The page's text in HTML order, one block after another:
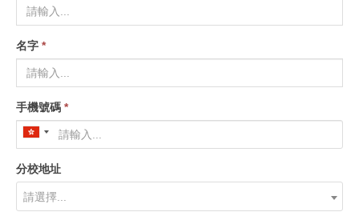
名字 *
手機號碼 *
分校地址
請選擇...